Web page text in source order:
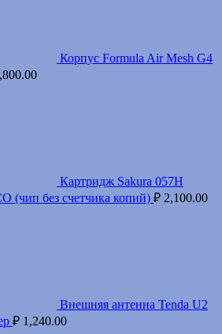
Корпус Formula Air Mesh G4
Картридж Sakura 057H
(чип без счетчика копий) ₽ 2,100.00
Внешняя антенна Tenda U2
₽ 1,240.00